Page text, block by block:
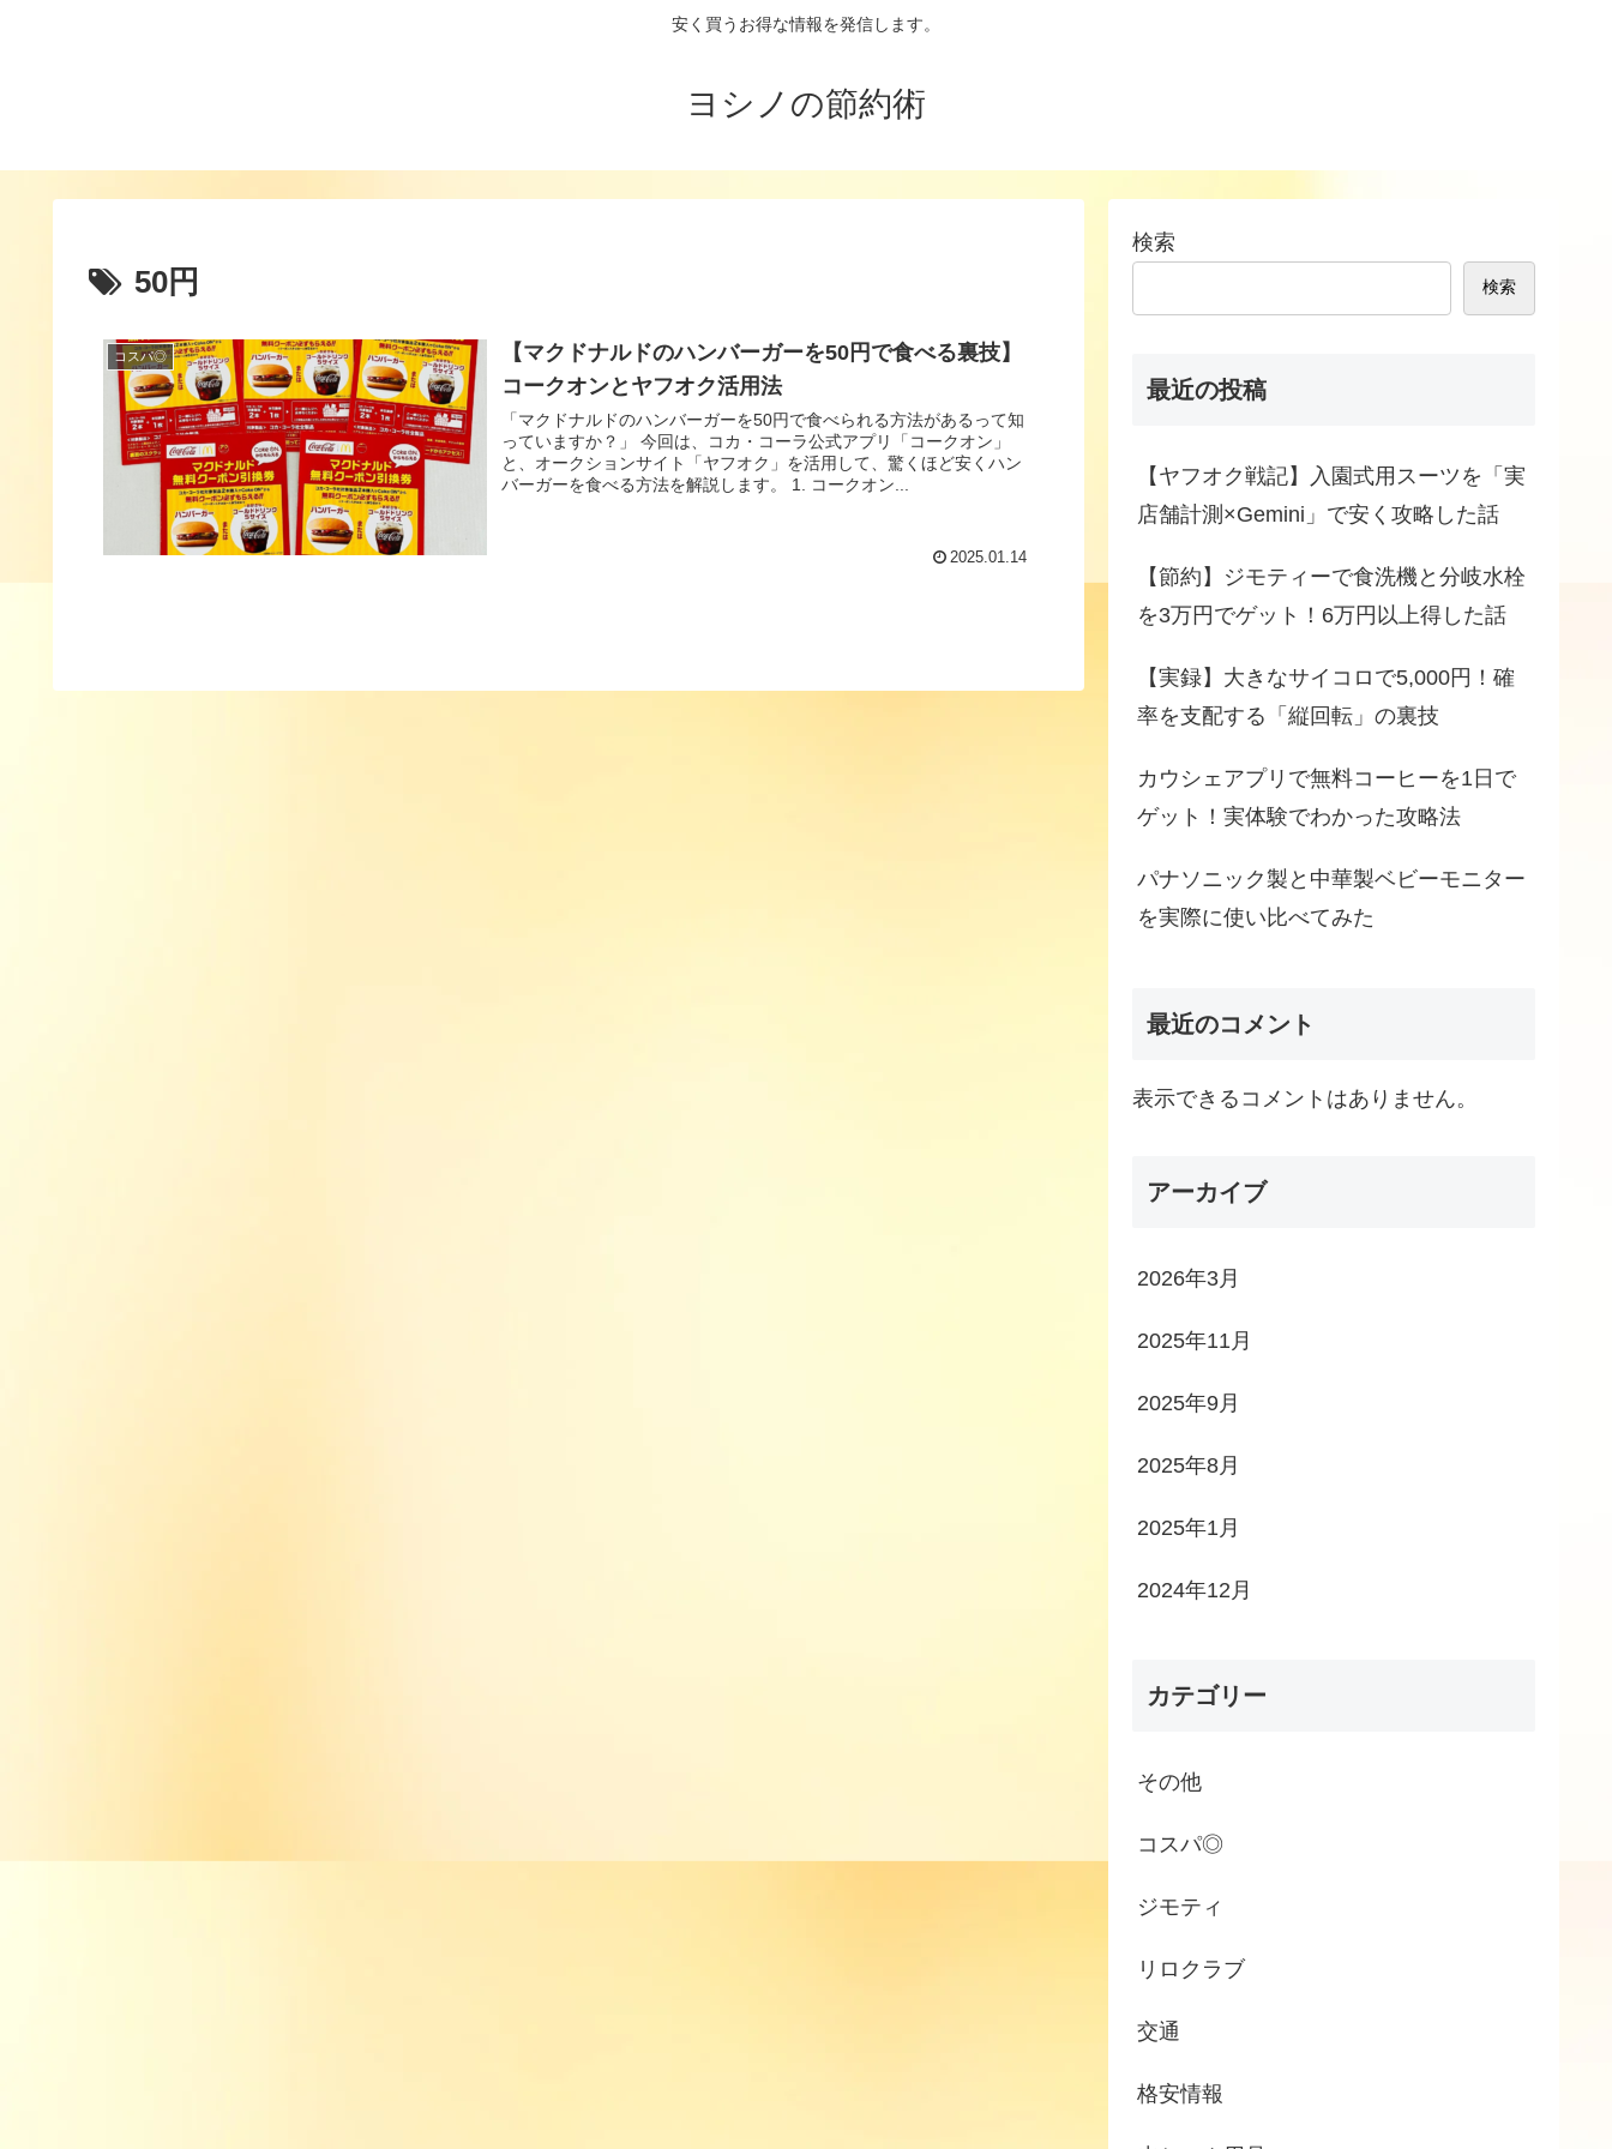
安く買うお得な情報を発信します。
ヨシノの節約術
50円
コスパ◎
【マクドナルドのハンバーガーを50円で食べる裏技】
コークオンとヤフオク活用法
「マクドナルドのハンバーガーを50円で食べられる方法があるって知
っていますか？」 今回は、コカ・コーラ公式アプリ「コークオン」
と、オークションサイト「ヤフオク」を活用して、驚くほど安くハン
バーガーを食べる方法を解説します。 1. コークオン...
2025.01.14
検索
検索
最近の投稿
【ヤフオク戦記】入園式用スーツを「実
店舗計測×Gemini」で安く攻略した話
【節約】ジモティーで食洗機と分岐水栓
を3万円でゲット！6万円以上得した話
【実録】大きなサイコロで5,000円！確
率を支配する「縦回転」の裏技
カウシェアプリで無料コーヒーを1日で
ゲット！実体験でわかった攻略法
パナソニック製と中華製ベビーモニター
を実際に使い比べてみた
最近のコメント
表示できるコメントはありません。
アーカイブ
2026年3月
2025年11月
2025年9月
2025年8月
2025年1月
2024年12月
カテゴリー
その他
コスパ◎
ジモティ
リロクラブ
交通
格安情報